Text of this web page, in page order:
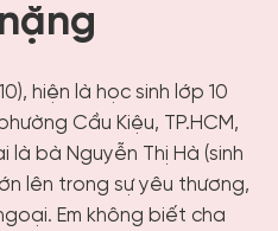
hiện là học sinh lớp 10
Cầu Kiệu, TP.HCM,
bà Nguyễn Thị Hà (sinh
lên trong sự yêu thương,
Em không biết cha